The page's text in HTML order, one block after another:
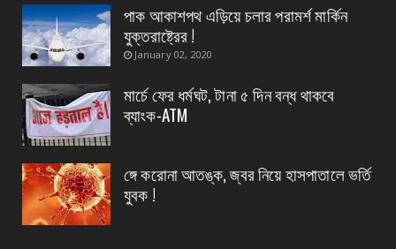
August 07, 2026
CONTACT
নৈপুর গ্রাম পঞ্চায়েতে বিজেপির নতুন বোর্ড গঠন, প্রধান
পদে মদ...
August 07, 2026
পাক আকাশপথ এড়িয়ে চলার পরামর্শ মার্কিন
যুক্তরাষ্ট্রের !
January 02, 2020
মার্চে ফের ধর্মঘট, টানা ৫ দিন বন্ধ থাকবে
ব্যাংক-ATM
ঙ্গে করোনা আতঙ্ক, জ্বর নিয়ে হাসপাতালে ভর্তি
যুবক !